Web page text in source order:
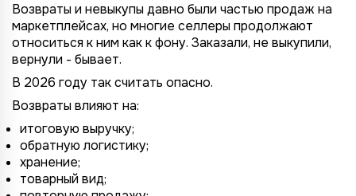
Возвраты и невыкупы давно были частью продаж на
маркетплейсах, но многие селлеры продолжают
относиться к ним как к фону. Заказали, не выкупили,
вернули - бывает.
В 2026 году так считать опасно.
Возвраты влияют на:
итоговую выручку;
обратную логистику;
хранение;
товарный вид;